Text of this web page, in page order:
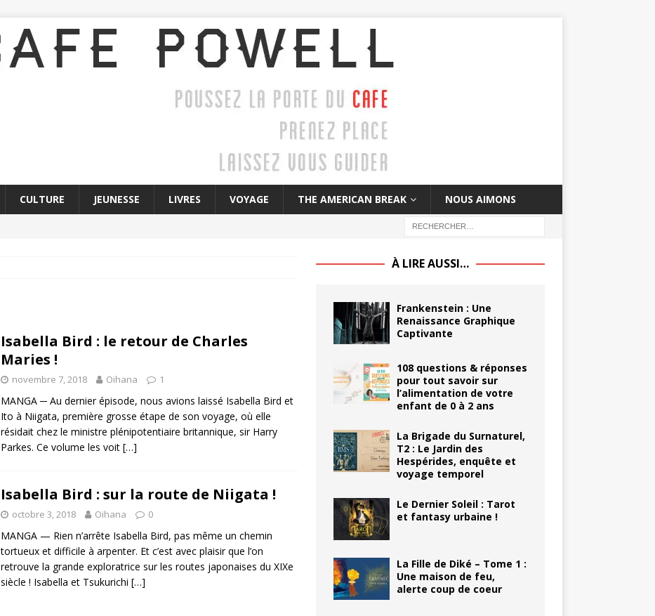
CULTURE JEUNESSE LIVRES VOYAGE THE AMERICAN BREAK NOUS AIMONS
Isabella Bird : le retour de Charles
Maries !
novembre 7, 2018 Oihana 1
MANGA ─ Au dernier épisode, nous avions laissé Isabella Bird et
Ito à Niigata, première grosse étape de son voyage, où elle
résidait chez le ministre plénipotentiaire britannique, sir Harry
Parkes. Ce volume les voit […]
Isabella Bird : sur la route de Niigata !
octobre 3, 2018 Oihana 0
MANGA — Rien n’arrête Isabella Bird, pas même un chemin
tortueux et difficile à arpenter. Et c’est avec plaisir que l’on
retrouve la grande exploratrice sur les routes japonaises du XIXe
siècle ! Isabella et Tsukurichi […]
À LIRE AUSSI…
Frankenstein : Une
Renaissance Graphique
Captivante
108 questions & réponses
pour tout savoir sur
l’alimentation de votre
enfant de 0 à 2 ans
La Brigade du Surnaturel,
T2 : Le Jardin des
Hespérides, enquête et
voyage temporel
Le Dernier Soleil : Tarot
et fantasy urbaine !
La Fille de Diké – Tome 1 :
Une maison de feu,
alerte coup de coeur